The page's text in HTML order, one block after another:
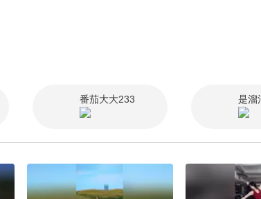
番茄大大233 是溜